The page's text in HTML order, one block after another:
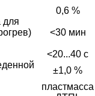
0,6 %
для
<30 мин
<20...40 с
±1,0 %
пластмасса